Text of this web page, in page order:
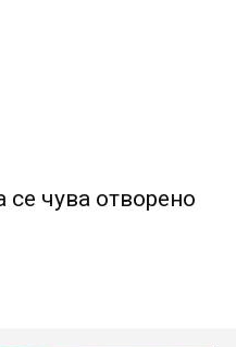
чува отворено